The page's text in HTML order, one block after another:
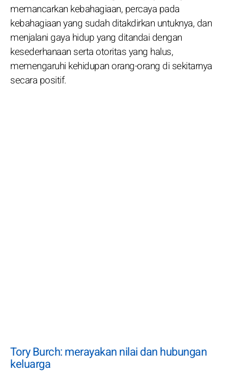
memancarkan kebahagiaan, percaya pada
kebahagiaan yang sudah ditakdirkan untuknya, dan
menjalani gaya hidup yang ditandai dengan
kesederhanaan serta otoritas yang halus,
memengaruhi kehidupan orang-orang di sekitarnya
secara positif.
Tory Burch: merayakan nilai dan hubungan
keluarga